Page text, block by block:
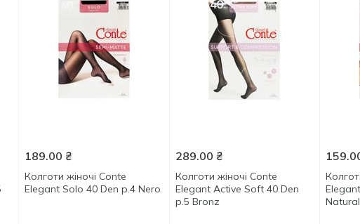
189.00 ₴
Колготи жіночі Conte
Elegant Solo 40 Den р.4 Nero
289.00 ₴
Колготи жіночі Conte
Elegant Active Soft 40 Den
р.5 Bronz
Natural